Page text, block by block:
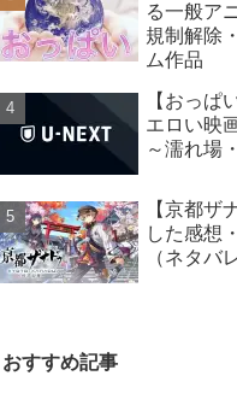
る一般ア
規制解除
ム作品
【おっぱ
エロい映
～濡れ場
【京都ザ
した感想
（ネタバ
おすすめ記事